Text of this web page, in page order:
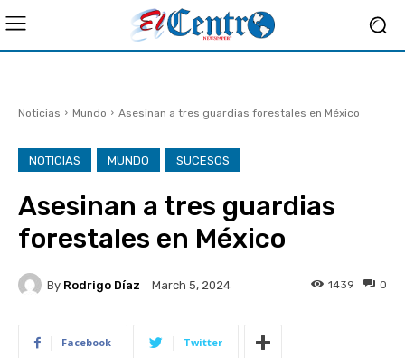
Noticias Mundo Asesinan a tres guardias forestales en México
NOTICIAS MUNDO SUCESOS
Asesinan a tres guardias
forestales en México
By Rodrigo Díaz March 5, 2024 0
1439
Facebook Twitter